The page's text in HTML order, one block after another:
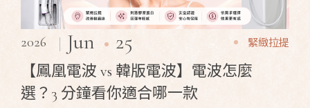
2026 Jun 25 緊緻拉提
【鳳凰電波 vs 韓版電波】電波怎麼
選？3 分鐘看你適合哪一款